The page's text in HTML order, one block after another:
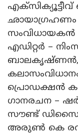
ഛായാഗ്രഹണം
സംവിധായകൻ
എഡിറ്റർ –
ബാലകൃഷ്ണൻ,
പ്രൊഡക്ഷൻ
ഗാനരചന –
സൗണ്ട്
അരുൺ കെ രവി,